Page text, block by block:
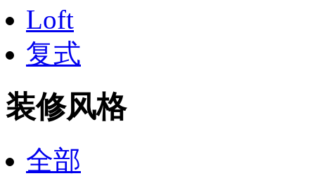
Loft
复式
装修风格
全部